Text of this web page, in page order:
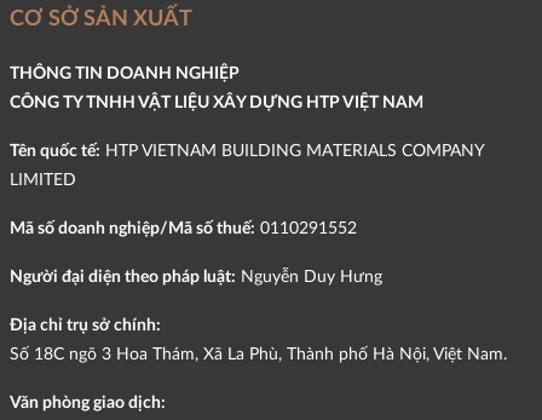
CƠ SỞ SẢN XUẤT
THÔNG TIN DOANH NGHIỆP
CÔNG TY TNHH VẬT LIỆU XÂY DỰNG HTP VIỆT NAM
Tên quốc tế: HTP VIETNAM BUILDING MATERIALS COMPANY
LIMITED
Mã số doanh nghiệp/Mã số thuế: 0110291552
Người đại diện theo pháp luật: Nguyễn Duy Hưng
Địa chỉ trụ sở chính:
Số 18C ngõ 3 Hoa Thám, Xã La Phù, Thành phố Hà Nội, Việt Nam.
Văn phòng giao dịch: